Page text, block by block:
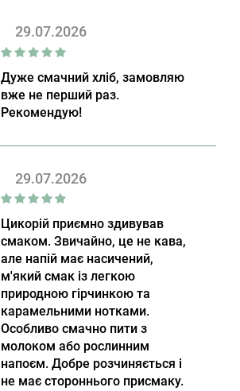
29.07.2026
Дуже смачний хліб, замовляю
вже не перший раз.
Рекомендую!
29.07.2026
Цикорій приємно здивував
смаком. Звичайно, це не кава,
але напій має насичений,
м'який смак із легкою
природною гірчинкою та
карамельними нотками.
Особливо смачно пити з
молоком або рослинним
напоєм. Добре розчиняється і
не має стороннього присмаку.